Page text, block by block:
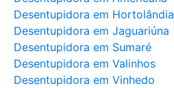
Desentupidora em Hortolândia
Desentupidora em Jaguariúna
Desentupidora em Sumaré
Desentupidora em Valinhos
Desentupidora em Vinhedo